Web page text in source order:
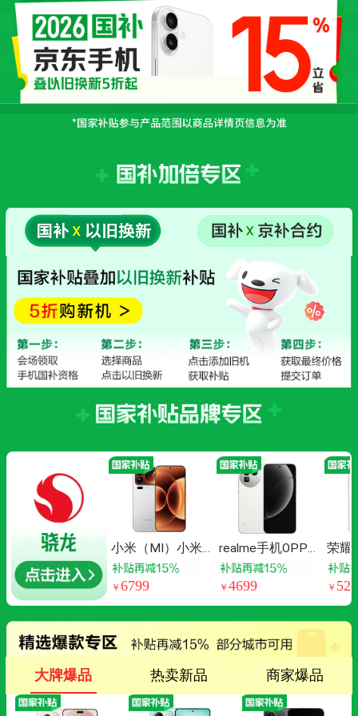
小米（MI）小米
17 Pro Max 妙享
背屏 第五代骁龙8
至尊版 白色 16G
B+512GB 5G手机
￥ 6799
realme手机OPPO
真我GT8 Pro 第
五代骁龙8至尊 2
亿长焦 拍照手机
AI手机游戏手机
国家补贴16+512
白
￥ 4699
荣耀
指定
龙8
风涡
戏手
￥
大牌爆品 热卖新品 商家爆品